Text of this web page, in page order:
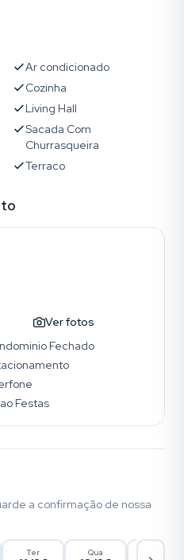
Ar condicionado
Cozinha
Living Hall
Sacada Com
Churrasqueira
Terraco
Ver fotos
Fechado
Festas
a confirmação de nossa
Ter Qua